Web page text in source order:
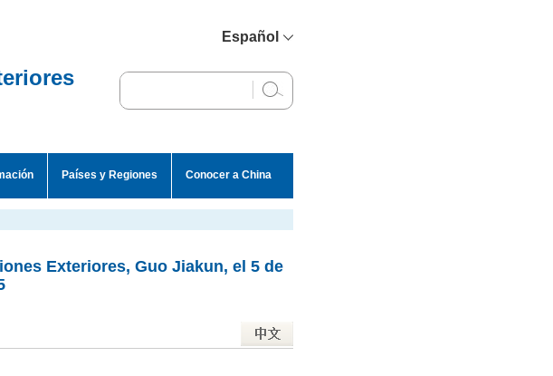
Español
English
Países y Regiones Conocer a China
Exteriores, Guo Jiakun, el 5 de